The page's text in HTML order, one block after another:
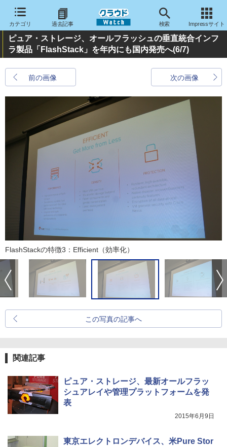
カテゴリ 過去記事 検索 Impressサイト
ピュア・ストレージ、オールフラッシュの垂直統合インフ
ラ製品「FlashStack」を年内にも国内発売へ(6/7)
前の画像 次の画像
FlashStackの特徴3：Efficient（効率化）
この写真の記事へ
関連記事
ピュア・ストレージ、最新オールフラッ
シュアレイや管理プラットフォームを発
表
2015年6月9日
東京エレクトロンデバイス、米Pure Stor